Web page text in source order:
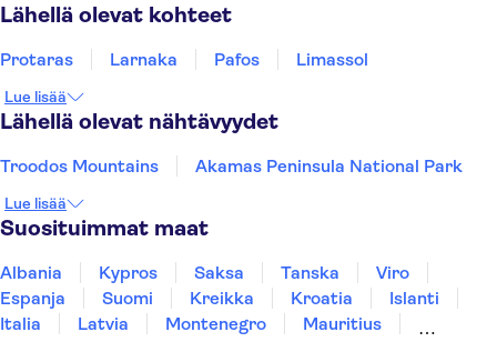
Lähellä olevat kohteet
Protaras Larnaka Pafos Limassol
Lue lisää
Lähellä olevat nähtävyydet
Troodos Mountains Akamas Peninsula National Park
Lue lisää
Suosituimmat maat
Albania Kypros Saksa Tanska
Viro
Espanja
Suomi Kreikka Kroatia
Islanti
Italia
Latvia Montenegro
Mauritius